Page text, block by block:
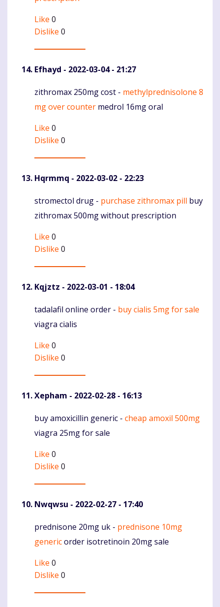
Like 0
Dislike 0
Efhayd - 2022-03-04 - 21:27
Komentaras
zithromax 250mg cost - methylprednisolone 8
mg over counter medrol 16mg oral
Like 0
Dislike 0
Hqrmmq - 2022-03-02 - 22:23
Komentaras
stromectol drug - purchase zithromax pill buy
zithromax 500mg without prescription
Like 0
Dislike 0
Kqjztz - 2022-03-01 - 18:04
Komentaras
tadalafil online order - buy cialis 5mg for sale
viagra cialis
Like 0
Dislike 0
Xepham - 2022-02-28 - 16:13
Komentaras
buy amoxicillin generic - cheap amoxil 500mg
viagra 25mg for sale
Like 0
Dislike 0
Nwqwsu - 2022-02-27 - 17:40
Komentaras
prednisone 20mg uk - prednisone 10mg
genericorder isotretinoin 20mg sale
Like 0
Dislike 0